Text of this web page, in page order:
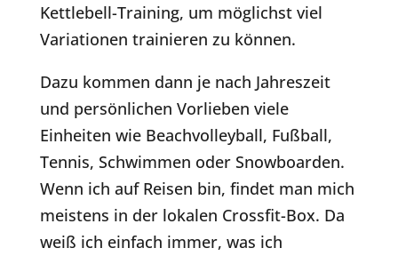
Kettlebell-Training, um möglichst viel
Variationen trainieren zu können.
Dazu kommen dann je nach Jahreszeit
und persönlichen Vorlieben viele
Einheiten wie Beachvolleyball, Fußball,
Tennis, Schwimmen oder Snowboarden.
Wenn ich auf Reisen bin, findet man mich
meistens in der lokalen Crossfit-Box. Da
weiß ich einfach immer, was ich